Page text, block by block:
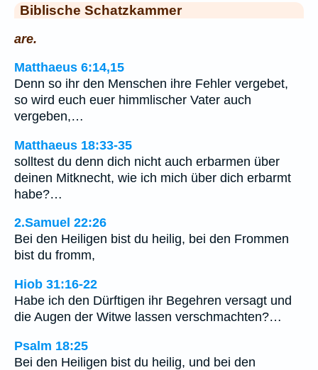
Biblische Schatzkammer
are.
Matthaeus 6:14,15
Denn so ihr den Menschen ihre Fehler vergebet,
so wird euch euer himmlischer Vater auch
vergeben,…
Matthaeus 18:33-35
solltest du denn dich nicht auch erbarmen über
deinen Mitknecht, wie ich mich über dich erbarmt
habe?…
2.Samuel 22:26
Bei den Heiligen bist du heilig, bei den Frommen
bist du fromm,
Hiob 31:16-22
Habe ich den Dürftigen ihr Begehren versagt und
die Augen der Witwe lassen verschmachten?…
Psalm 18:25
Bei den Heiligen bist du heilig, und bei den